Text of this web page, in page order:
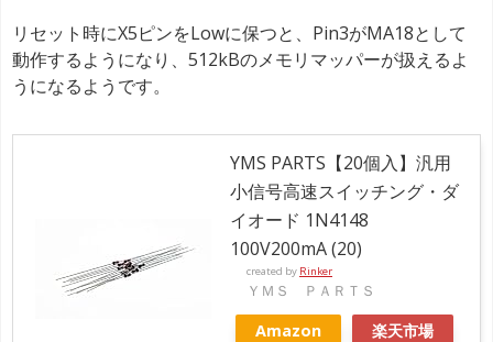
リセット時にX5ピンをLowに保つと、Pin3がMA18として
動作するようになり、512kBのメモリマッパーが扱えるよ
うになるようです。
YMS PARTS【20個入】汎用
小信号高速スイッチング・ダ
イオード 1N4148
100V200mA (20)
created by Rinker
ＹＭＳ ＰＡＲＴＳ
Amazon
楽天市場